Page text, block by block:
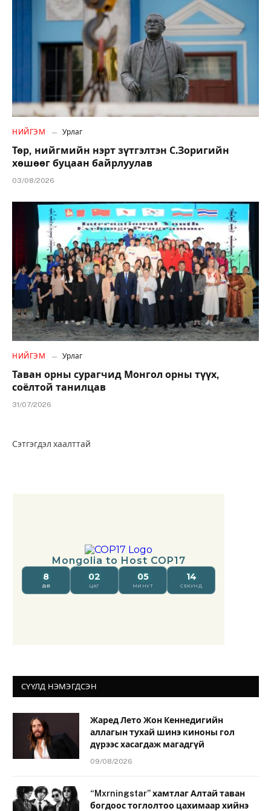
НИЙГЭМ Урлаг
Төр, нийгмийн нэрт зүтгэлтэн С.Зоригийн
хөшөөг буцаан байрлуулав
03/08/2026
НИЙГЭМ Урлаг
Таван орны сурагчид Монгол орны түүх,
соёлтой танилцав
31/07/2026
Сэтгэгдэл хаалттай
СҮҮЛД НЭМЭГДСЭН
Жаред Лето Жон Кеннедигийн
аллагын тухай шинэ киноны гол
дүрээс хасагдаж магадгүй
09/08/2026
“Mxrningstar” хамтлаг Алтай таван
богдоос тоглолтоо цахимаар хийнэ